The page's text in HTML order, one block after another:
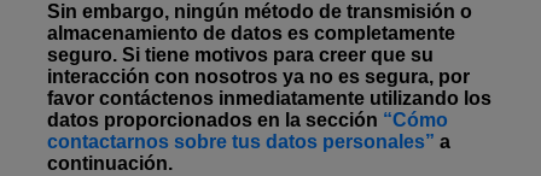
Sin embargo, ningún método de transmisión o
almacenamiento de datos es completamente
seguro. Si tiene motivos para creer que su
interacción con nosotros ya no es segura, por
favor contáctenos inmediatamente utilizando los
datos proporcionados en la sección “Cómo
contactarnos sobre tus datos personales” a
continuación.